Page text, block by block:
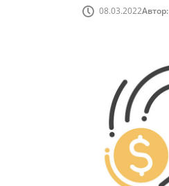
08.03.2022Автор: